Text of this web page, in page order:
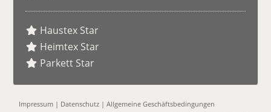
Haustex Star
Heimtex Star
Parkett Star
Impressum | Datenschutz |Allgemeine Geschäftsbedingungen